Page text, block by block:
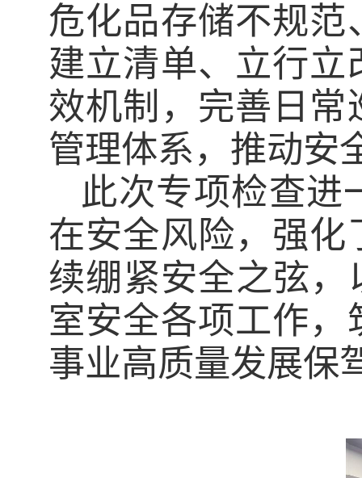
危化品存储不规
建立清单、立行
效机制，完善日
管理体系，推动安
此次专项检查进
在安全风险，强
续绷紧安全之弦，
室安全各项工作
事业高质量发展保